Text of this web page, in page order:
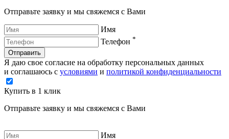
Отправьте заявку и мы свяжемся с Вами
Имя
Телефон *
Отправить
Я даю свое согласие на обработку персональных данных
и соглашаюсь с условиями и политикой конфиденциальности
Купить в 1 клик
Отправьте заявку и мы свяжемся с Вами
Имя